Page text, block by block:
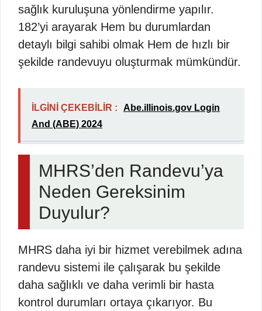
sağlık kuruluşuna yönlendirme yapılır.
182’yi arayarak Hem bu durumlardan
detaylı bilgi sahibi olmak Hem de hızlı bir
şekilde randevuyu oluşturmak mümkündür.
İLGİNİ ÇEKEBİLİR :
Abe.illinois.gov Login
And (ABE) 2024
MHRS’den Randevu’ya
Neden Gereksinim
Duyulur?
MHRS daha iyi bir hizmet verebilmek adına
randevu sistemi ile çalışarak bu şekilde
daha sağlıklı ve daha verimli bir hasta
kontrol durumları ortaya çıkarıyor. Bu